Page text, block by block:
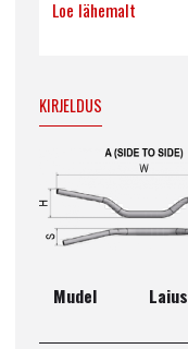
Loe lähemalt
KIRJELDUS
Mudel Laius